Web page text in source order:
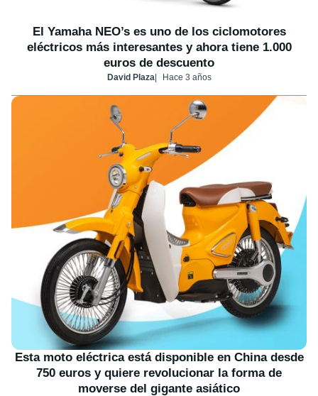
El Yamaha NEO’s es uno de los ciclomotores
eléctricos más interesantes y ahora tiene 1.000
euros de descuento
David Plaza Hace 3 años
Esta moto eléctrica está disponible en China desde
750 euros y quiere revolucionar la forma de
moverse del gigante asiático